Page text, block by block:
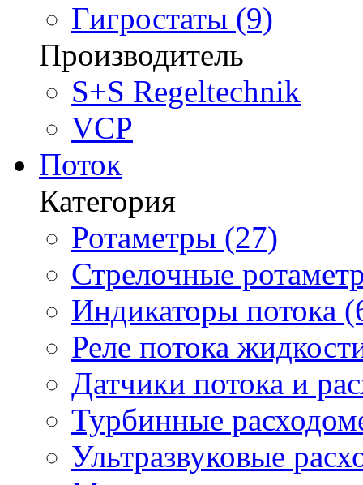
Гигростаты (9)
Производитель
S+S Regeltechnik
VCP
Поток
Категория
Ротаметры (27)
Стрелочные
Индикаторы потока
Реле потока
Датчики потока и
Турбинные
Ультразвуковые